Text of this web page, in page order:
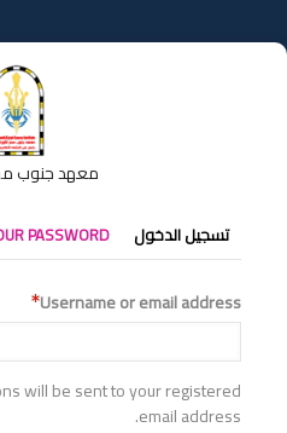
إلى
المحتوى
معهد جنوب
التبويبات
الأساسية
تسجيل الدخول PASSWORD
Username or email address
will be sent to your registered
email address.